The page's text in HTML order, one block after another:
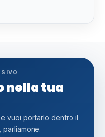
nella tua
vuoi portarlo dentro il